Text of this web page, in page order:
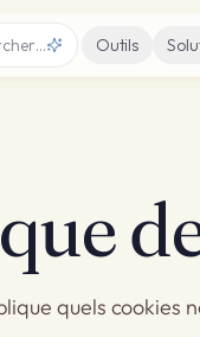
Outils
quels cookies